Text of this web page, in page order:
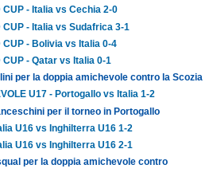
CUP - Italia vs Cechia 2-0
CUP - Italia vs Sudafrica 3-1
CUP - Bolivia vs Italia 0-4
CUP - Qatar vs Italia 0-1
per la doppia amichevole contro la Scozia
U17 - Portogallo vs Italia 1-2
per il torneo in Portogallo
U16 vs Inghilterra U16 1-2
U16 vs Inghilterra U16 2-1
per la doppia amichevole contro